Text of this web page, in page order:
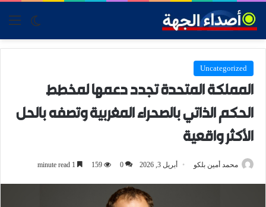
skin
Uncategorized
المملكة المتحدة تجدد دعمها لمخطط
الحكم الذاتي بالصحراء المغربية وتصفه بالحل
الأكثر واقعية
محمد أمين بلكو أبريل 3, 2026 0
159